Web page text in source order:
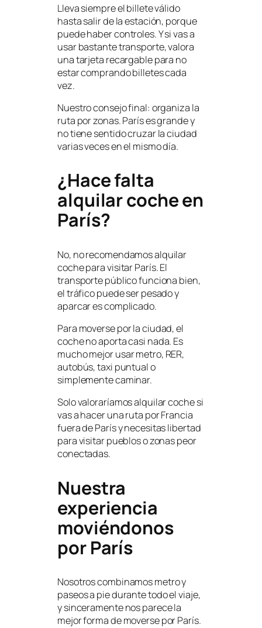
Lleva siempre el billete válido
hasta salir de la estación, porque
puede haber controles. Y si vas a
usar bastante transporte, valora
una tarjeta recargable para no
estar comprando billetes cada
vez.
Nuestro consejo final: organiza la
ruta por zonas. París es grande y
no tiene sentido cruzar la ciudad
varias veces en el mismo día.
¿Hace falta
alquilar coche en
París?
No, no recomendamos alquilar
coche para visitar París. El
transporte público funciona bien,
el tráfico puede ser pesado y
aparcar es complicado.
Para moverse por la ciudad, el
coche no aporta casi nada. Es
mucho mejor usar metro, RER,
autobús, taxi puntual o
simplemente caminar.
Solo valoraríamos alquilar coche si
vas a hacer una ruta por Francia
fuera de París y necesitas libertad
para visitar pueblos o zonas peor
conectadas.
Nuestra
experiencia
moviéndonos
por París
Nosotros combinamos metro y
paseos a pie durante todo el viaje,
y sinceramente nos parece la
mejor forma de moverse por París.